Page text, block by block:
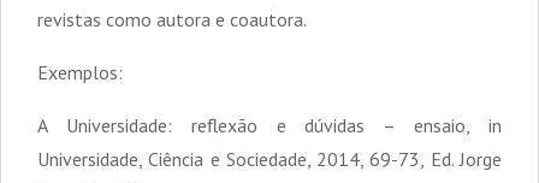
revistas como autora e coautora.
Exemplos:
A Universidade: reflexão e dúvidas – ensaio, in
Universidade, Ciência e Sociedade, 2014, 69-73, Ed. Jorge